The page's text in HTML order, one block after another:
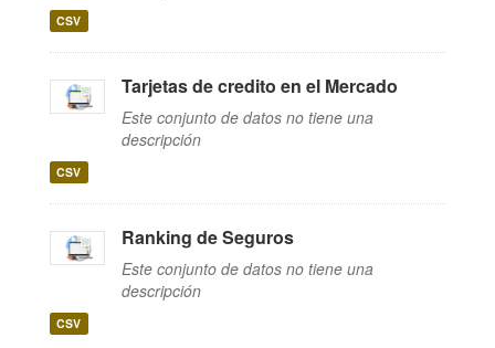
CSV
Tarjetas de credito en el Mercado
Este conjunto de datos no tiene una
descripción
CSV
Ranking de Seguros
Este conjunto de datos no tiene una
descripción
CSV